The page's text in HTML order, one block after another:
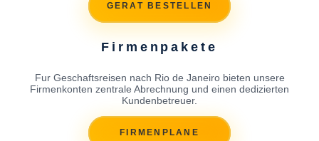
GERAT BESTELLEN
Firmenpakete
Fur Geschaftsreisen nach Rio de Janeiro bieten unsere
Firmenkonten zentrale Abrechnung und einen dedizierten
Kundenbetreuer.
FIRMENPLANE